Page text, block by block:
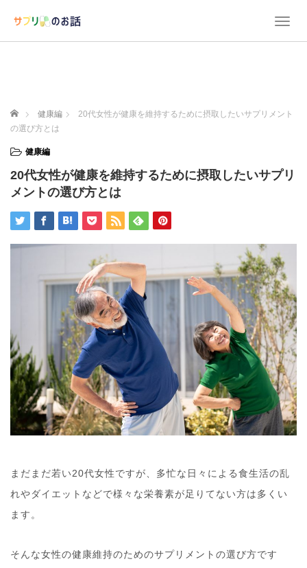
T
a
a
ホーム 健康編
20代女性が健康を維持するために摂取したいサプリメント
の選び方とは
健康編
20代女性が健康を維持するために摂取したいサプリ
メントの選び方とは
まだまだ若い20代女性ですが、多忙な日々による食生活の乱
れやダイエットなどで様々な栄養素が足りてない方は多くい
ます。
そんな女性の健康維持のためのサプリメントの選び方です